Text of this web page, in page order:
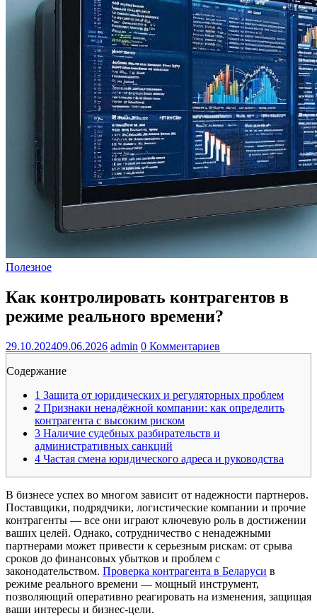
Полезное
Как контролировать контрагентов в
режиме реального времени?
29.10.202409.06.2026 admin 0 Комментариев
Содержание
1 Защита от юридических и регуляторных проблем
2 Признаки ненадёжной компании: как определить
контрагента с высоким риском
3 Наличие судебных разбирательств и
административных санкций
4 Частая смена юридического адреса и руководства
В бизнесе успех во многом зависит от надежности партнеров.
Поставщики, подрядчики, логистические компании и прочие
контрагенты — все они играют ключевую роль в достижении
ваших целей. Однако, сотрудничество с ненадежными
партнерами может привести к серьезным рискам: от срыва
сроков до финансовых убытков и проблем с
законодательством. Проверка контрагента в Беларуси в
режиме реального времени — мощный инструмент,
позволяющий оперативно реагировать на изменения, защищая
ваши интересы и бизнес-цели.